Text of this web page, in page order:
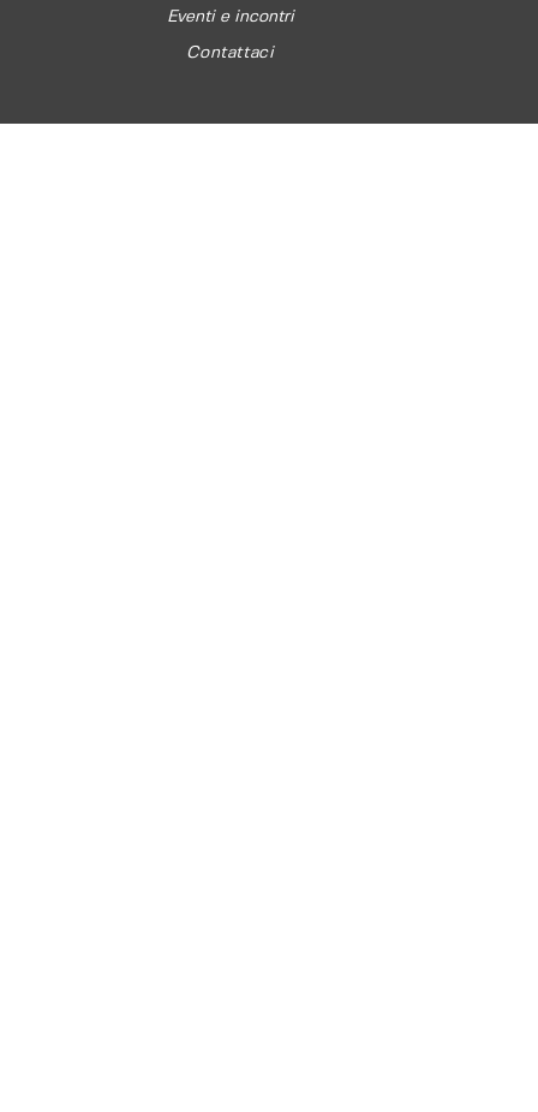
Eventi e incontri
Contattaci